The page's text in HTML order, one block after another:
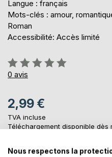
Langue : français
Mots-clés : amour,
Roman
Accessibilité: Accès limité
Évaluation:
0%
0 avis
2,99 €
TVA incluse
Téléchargement disponible dès
Nous respectons la